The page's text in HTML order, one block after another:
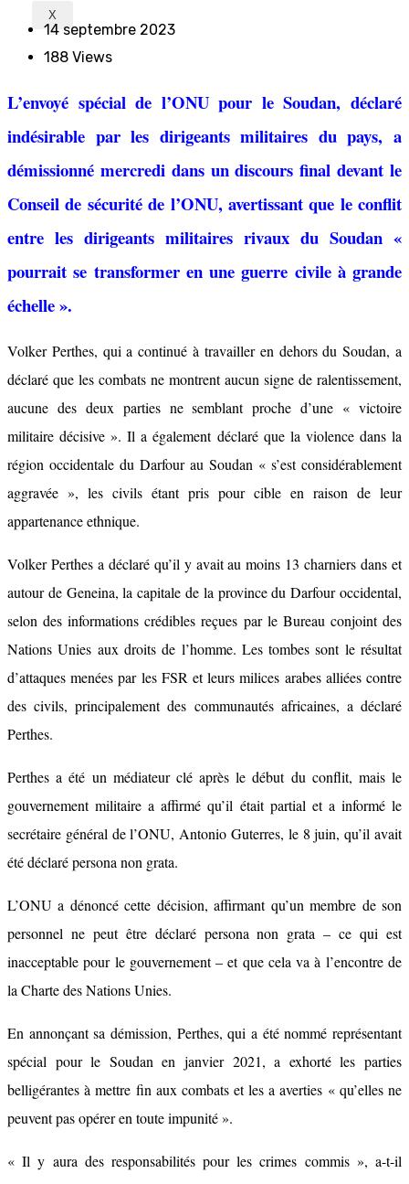
X
14 septembre 2023
188 Views
L’envoyé spécial de l’ONU pour le Soudan, déclaré
indésirable par les dirigeants militaires du pays, a
démissionné mercredi dans un discours final devant le
Conseil de sécurité de l’ONU, avertissant que le conflit
entre les dirigeants militaires rivaux du Soudan «
pourrait se transformer en une guerre civile à grande
échelle ».
Volker Perthes, qui a continué à travailler en dehors du Soudan, a
déclaré que les combats ne montrent aucun signe de ralentissement,
aucune des deux parties ne semblant proche d’une « victoire
militaire décisive ». Il a également déclaré que la violence dans la
région occidentale du Darfour au Soudan « s’est considérablement
aggravée », les civils étant pris pour cible en raison de leur
appartenance ethnique.
Volker Perthes a déclaré qu’il y avait au moins 13 charniers dans et
autour de Geneina, la capitale de la province du Darfour occidental,
selon des informations crédibles reçues par le Bureau conjoint des
Nations Unies aux droits de l’homme. Les tombes sont le résultat
d’attaques menées par les FSR et leurs milices arabes alliées contre
des civils, principalement des communautés africaines, a déclaré
Perthes.
Perthes a été un médiateur clé après le début du conflit, mais le
gouvernement militaire a affirmé qu’il était partial et a informé le
secrétaire général de l’ONU, Antonio Guterres, le 8 juin, qu’il avait
été déclaré persona non grata.
L’ONU a dénoncé cette décision, affirmant qu’un membre de son
personnel ne peut être déclaré persona non grata – ce qui est
inacceptable pour le gouvernement – ​​et que cela va à l’encontre de
la Charte des Nations Unies.
En annonçant sa démission, Perthes, qui a été nommé représentant
spécial pour le Soudan en janvier 2021, a exhorté les parties
belligérantes à mettre fin aux combats et les a averties « qu’elles ne
peuvent pas opérer en toute impunité ».
« Il y aura des responsabilités pour les crimes commis », a-t-il